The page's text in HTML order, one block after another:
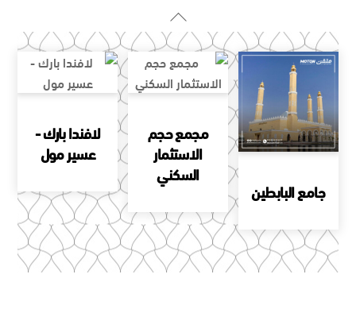
جامع البابطين
مجمع حجم
الاستثمار
السكني
لافندا بارك -
عسير مول